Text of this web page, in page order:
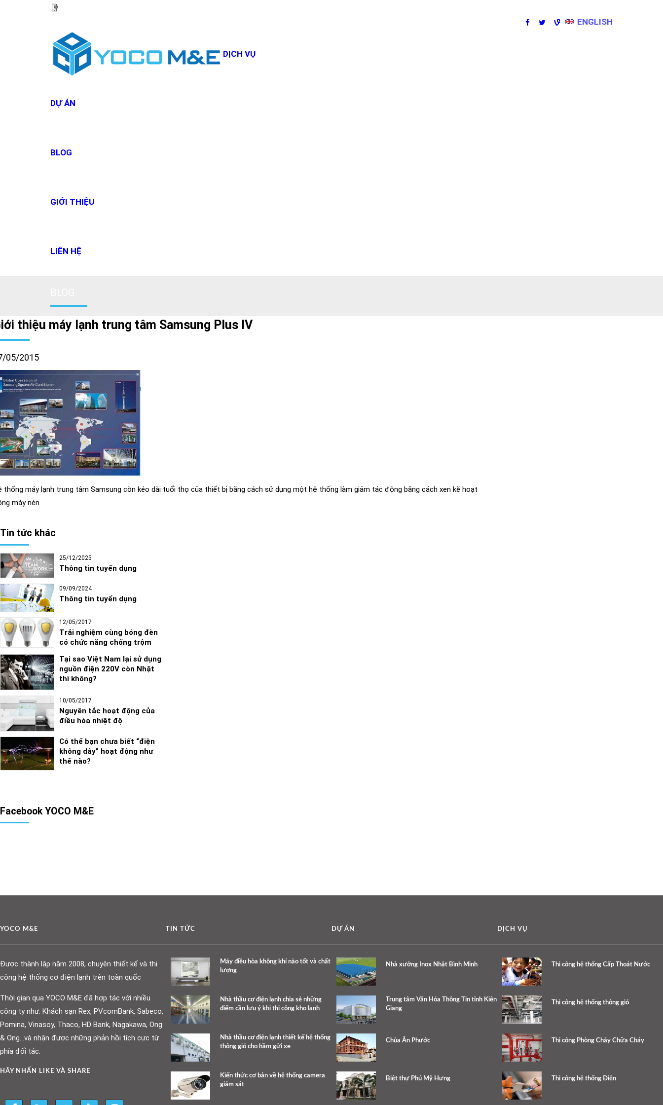
ENGLISH
DỊCH VỤ
DỰ ÁN
BLOG
GIỚI THIỆU
LIÊN HỆ
thiệu máy lạnh trung tâm Samsung Plus IV
05/2015
thống máy lạnh trung tâm Samsung còn kéo dài tuổi thọ của thiết bị bằng cách sử dụng một hệ thống làm giảm tác động bằng cách xen kẽ hoạt
máy nén
Tin tức khác
25/12/2025
Thông tin tuyển dụng
09/09/2024
Thông tin tuyển dụng
12/05/2017
Trải nghiệm cùng bóng đèn
có chức năng chống trộm
Tại sao Việt Nam lại sử dụng
nguồn điện 220V còn Nhật
thì không?
10/05/2017
Nguyên tắc hoạt động của
điều hòa nhiệt độ
Có thể bạn chưa biết “điện
không dây” hoạt động như
thế nào?
Facebook YOCO M&E
YOCO M&E
Được thành lập năm 2008, chuyên thiết kế và thi
công hệ thống cơ điện lạnh trên toàn quốc
Thời gian qua YOCO M&E đã hợp tác với nhiều
công ty như: Khách sạn Rex, PVcomBank, Sabeco,
Pomina, Vinasoy, Thaco, HD Bank, Nagakawa, Ong
& Ong…và nhận được những phản hồi tích cực từ
phía đối tác.
HÃY NHẤN LIKE VÀ SHARE
TIN TỨC
Máy điều hòa không khí nào tốt và chất
lượng
Nhà thầu cơ điện lạnh chia sẻ những
điểm cần lưu ý khi thi công kho lạnh
Nhà thầu cơ điện lạnh thiết kế hệ thống
thông gió cho hầm gửi xe
Kiến thức cơ bản về hệ thống camera
giám sát
DỰ ÁN
Nhà xưởng Inox Nhật Bình Minh
Trung tâm Văn Hóa Thông Tin tỉnh Kiên
Giang
Chùa Ân Phước
Biệt thự Phú Mỹ Hưng
DỊCH VỤ
Thi công hệ thống Cấp Thoát Nước
Thi công hệ thống thông gió
Thi công Phòng Cháy Chữa Cháy
Thi công hệ thống Điện